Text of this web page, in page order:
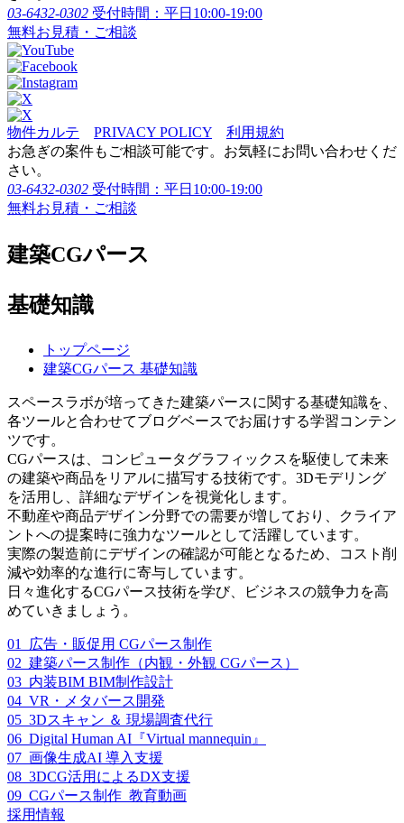
03-6432-0302 受付時間：平日10:00-19:00
無料お見積・ご相談
物件カルテ PRIVACY POLICY
利用規約
お急ぎの案件もご相談可能です。お気軽にお問い合わせくだ
さい。
03-6432-0302 受付時間：平日10:00-19:00
無料お見積・ご相談
建築CGパース
基礎知識
トップページ
建築CGパース 基礎知識
スペースラボが培ってきた建築パースに関する基礎知識を、
各ツールと合わせてブログベースでお届けする学習コンテン
ツです。
CGパースは、コンピュータグラフィックスを駆使して未来
の建築や商品をリアルに描写する技術です。3Dモデリング
を活用し、詳細なデザインを視覚化します。
不動産や商品デザイン分野での需要が増しており、クライア
ントへの提案時に強力なツールとして活躍しています。
実際の製造前にデザインの確認が可能となるため、コスト削
減や効率的な進行に寄与しています。
日々進化するCGパース技術を学び、ビジネスの競争力を高
めていきましょう。
01_広告・販促用 CGパース制作
02_建築パース制作（内観・外観 CGパース）
03_内装BIM BIM制作設計
04_VR・メタバース開発
05_3Dスキャン ＆ 現場調査代行
06_Digital Human AI『Virtual mannequin』
07_画像生成AI 導入支援
08_3DCG活用によるDX支援
09_CGパース制作_教育動画
採用情報